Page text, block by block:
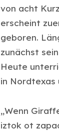
von acht
erscheint
geboren.
zunächst
Heute
in Nordtexas
„Wenn
iztok ot